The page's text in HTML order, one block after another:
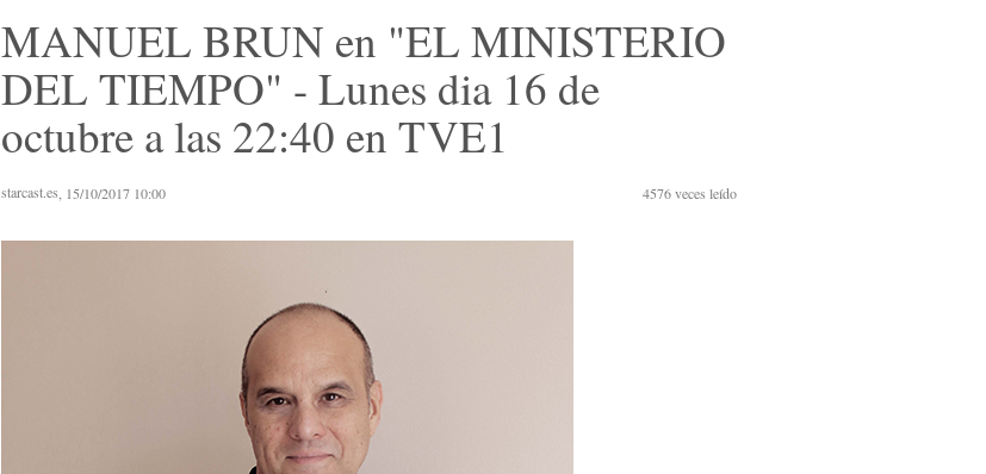
MANUEL BRUN en "EL MINISTERIO
DEL TIEMPO" - Lunes dia 16 de
octubre a las 22:40 en TVE1
starcast.es , 15/10/2017 10:00 4576veces leído